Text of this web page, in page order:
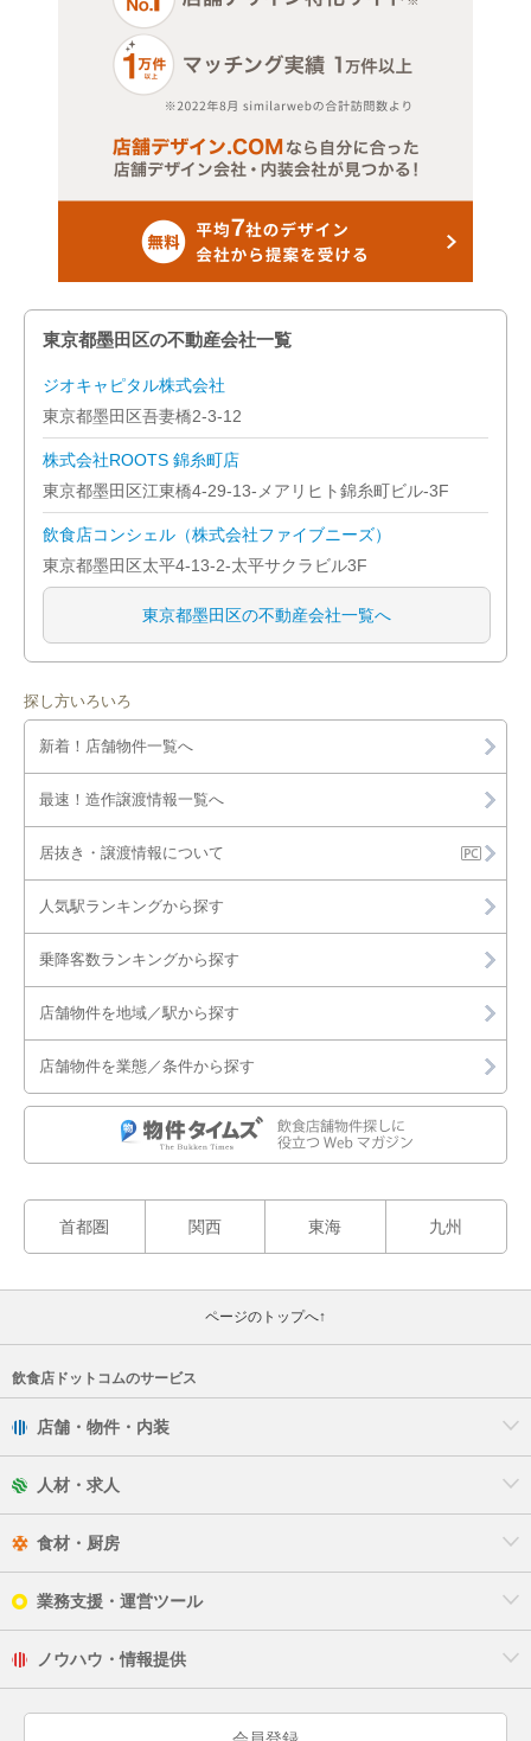
板橋区
文京区
北区
墨田区
目黒区
練馬区
東京都墨田区の不動産会社一覧
ジオキャピタル株式会社
東京都墨田区吾妻橋2-3-12
株式会社ROOTS 錦糸町店
東京都墨田区江東橋4-29-13-メアリヒト錦糸町ビル-3F
飲食店コンシェル（株式会社ファイブニーズ）
東京都墨田区太平4-13-2-太平サクラビル3F
東京都墨田区の不動産会社一覧へ
探し方いろいろ
新着！店舗物件一覧へ
最速！造作譲渡情報一覧へ
居抜き・譲渡情報について
人気駅ランキングから探す
乗降客数ランキングから探す
店舗物件を地域／駅から探す
店舗物件を業態／条件から探す
首都圏 関西 東海 九州
ページのトップへ↑
飲食店ドットコムのサービス
店舗・物件・内装
人材・求人
食材・厨房
業務支援・運営ツール
ノウハウ・情報提供